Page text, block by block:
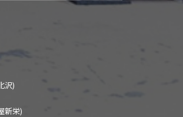
沢)
新栄)